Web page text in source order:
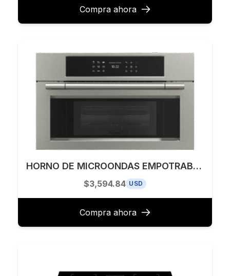
Compra ahora
HORNO DE MICROONDAS EMPOTRABLE 30” FULGOR MILANO MODELO F6PSPD30S1
$3,594.84 USD
Compra ahora